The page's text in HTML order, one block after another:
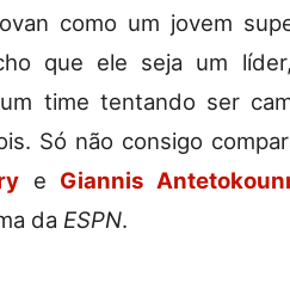
como um jovem
que ele seja um
time tentando ser
Só não consigo
e Giannis
da ESPN.